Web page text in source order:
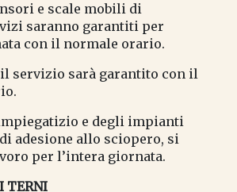
e scale mobili di
saranno garantiti per
con il normale orario.
il servizio sarà garantito con il
e degli impianti
adesione allo sciopero, si
per l’intera giornata.
TERNI